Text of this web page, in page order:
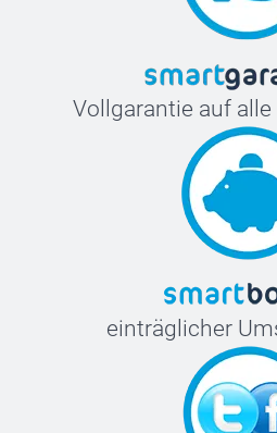
Vollgarantie auf
einträglicher